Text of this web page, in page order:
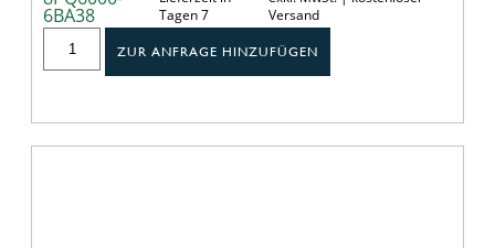
6BA38
Tagen 7
Versand
ZUR ANFRAGE HINZUFÜGEN